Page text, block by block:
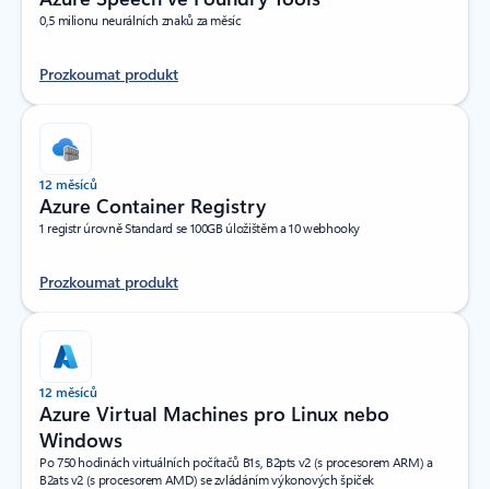
0,5 milionu neurálních znaků za měsíc
Prozkoumat produkt
12 měsíců
Azure Container Registry
1 registr úrovně Standard se 100GB úložištěm a 10 webhooky
Prozkoumat produkt
12 měsíců
Azure Virtual Machines pro Linux nebo
Windows
Po 750 hodinách virtuálních počítačů B1s, B2pts v2 (s procesorem ARM) a
B2ats v2 (s procesorem AMD) se zvládáním výkonových špiček